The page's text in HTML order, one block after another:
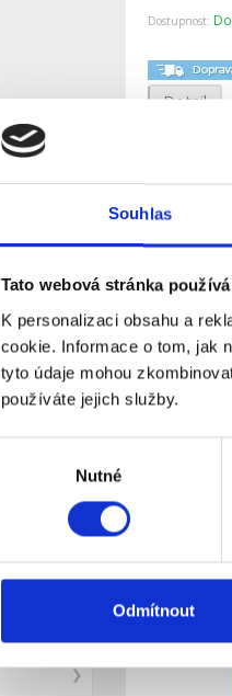
Souhlas
Tato webová stránka
K personalizaci obsahu a
cookie. Informace o tom, jak
tyto údaje mohou
používáte jejich služby.
Nutné
Odmítnout
Dostupnost:
Detail
HDD 4TB